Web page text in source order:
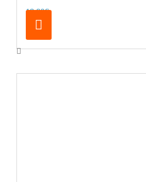
18,90€